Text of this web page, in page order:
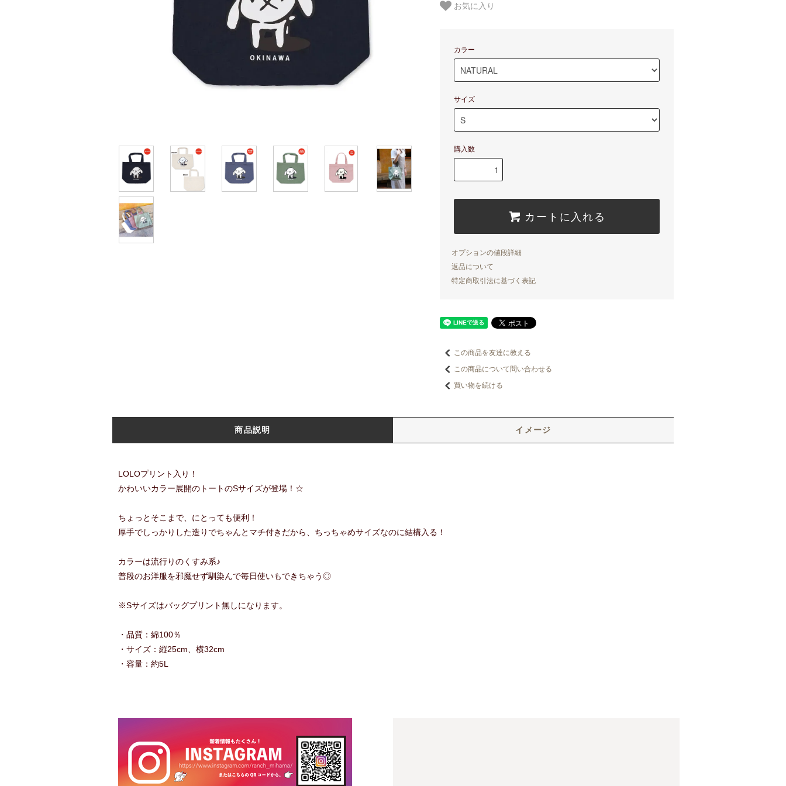
お気に入り
カラー
サイズ
購入数
カートに入れる
オプションの値段詳細
返品について
特定商取引法に基づく表記
この商品を友達に教える
この商品について問い合わせる
買い物を続ける
商品説明 イメージ
LOLOプリント入り！
かわいいカラー展開のトートのSサイズが登場！☆
ちょっとそこまで、にとっても便利！
厚手でしっかりした造りでちゃんとマチ付きだから、ちっちゃめサイズなのに結構入る！
カラーは流行りのくすみ系♪
普段のお洋服を邪魔せず馴染んで毎日使いもできちゃう◎
※Sサイズはバッグプリント無しになります。
・品質：綿100％
・サイズ：縦25cm、横32cm
・容量：約5L